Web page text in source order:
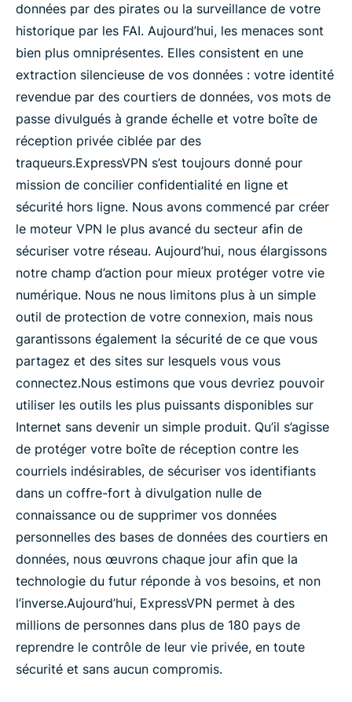
données par des pirates ou la surveillance de votre
historique par les FAI. Aujourd’hui, les menaces sont
bien plus omniprésentes. Elles consistent en une
extraction silencieuse de vos données : votre identité
revendue par des courtiers de données, vos mots de
passe divulgués à grande échelle et votre boîte de
réception privée ciblée par des
traqueurs.ExpressVPN s’est toujours donné pour
mission de concilier confidentialité en ligne et
sécurité hors ligne. Nous avons commencé par créer
le moteur VPN le plus avancé du secteur afin de
sécuriser votre réseau. Aujourd’hui, nous élargissons
notre champ d’action pour mieux protéger votre vie
numérique. Nous ne nous limitons plus à un simple
outil de protection de votre connexion, mais nous
garantissons également la sécurité de ce que vous
partagez et des sites sur lesquels vous vous
connectez.Nous estimons que vous devriez pouvoir
utiliser les outils les plus puissants disponibles sur
Internet sans devenir un simple produit. Qu’il s’agisse
de protéger votre boîte de réception contre les
courriels indésirables, de sécuriser vos identifiants
dans un coffre-fort à divulgation nulle de
connaissance ou de supprimer vos données
personnelles des bases de données des courtiers en
données, nous œuvrons chaque jour afin que la
technologie du futur réponde à vos besoins, et non
l’inverse.Aujourd’hui, ExpressVPN permet à des
millions de personnes dans plus de 180 pays de
reprendre le contrôle de leur vie privée, en toute
sécurité et sans aucun compromis.